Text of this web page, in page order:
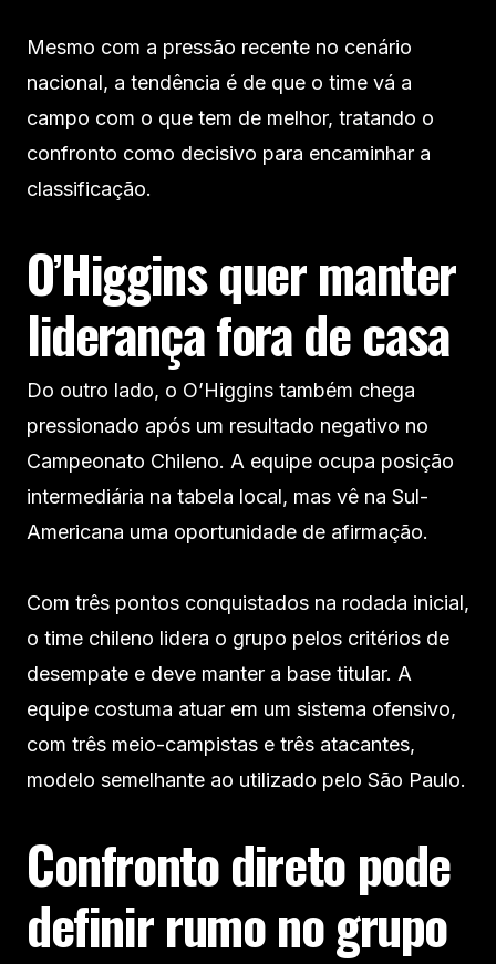
Mesmo com a pressão recente no cenário
nacional, a tendência é de que o time vá a
campo com o que tem de melhor, tratando o
confronto como decisivo para encaminhar a
classificação.
O’Higgins quer manter
liderança fora de casa
Do outro lado, o O’Higgins também chega
pressionado após um resultado negativo no
Campeonato Chileno. A equipe ocupa posição
intermediária na tabela local, mas vê na Sul-
Americana uma oportunidade de afirmação.
Com três pontos conquistados na rodada inicial,
o time chileno lidera o grupo pelos critérios de
desempate e deve manter a base titular. A
equipe costuma atuar em um sistema ofensivo,
com três meio-campistas e três atacantes,
modelo semelhante ao utilizado pelo São Paulo.
Confronto direto pode
definir rumo no grupo